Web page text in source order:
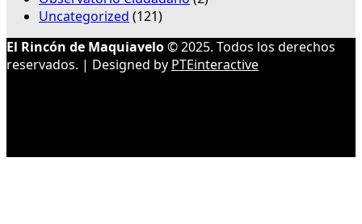
Uncategorized (121)
El Rincón de Maquiavelo© 2025. Todos los derechos
reservados. | Designed by PTEinteractive